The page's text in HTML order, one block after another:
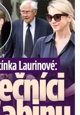
a jak moc
Lukáš Červený
...
i dceru